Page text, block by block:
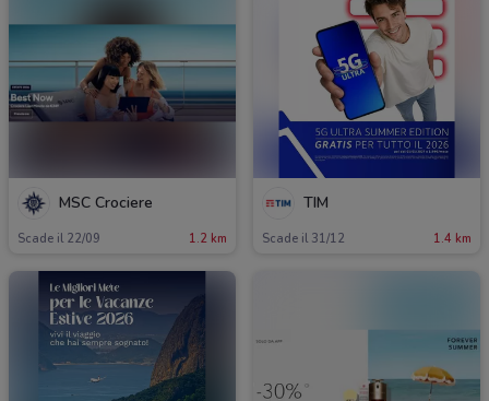
MSC Crociere
Scade il 22/09 1.2 km
TIM
Scade il 31/12 1.4 km